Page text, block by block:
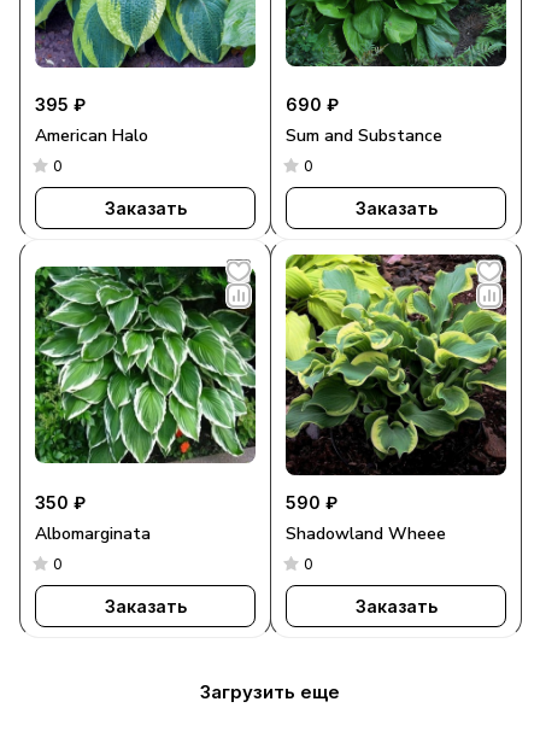
395 ₽
American Halo
0
Заказать
690 ₽
Sum and Substance
0
Заказать
350 ₽
Albomarginata
0
Заказать
590 ₽
Shadowland Wheee
0
Заказать
Загрузить еще